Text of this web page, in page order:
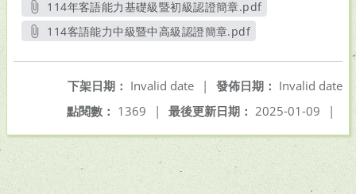
114年客語能力基礎級暨初級認證簡章.pdf
另開新視窗
114客語能力中級暨中高級認證簡章.pdf
發佈日期： Invalid date
下架日期： Invalid date
|
最後更新日期： 2025-01-09 |
點閱數： 1369 |